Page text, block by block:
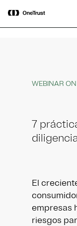
OneTrust nombrada
Magic Quadrant™ de
para plataformas de
WEBINAR
7
El
empresas
riesgos